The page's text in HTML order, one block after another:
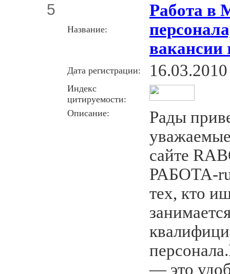
5
Название:
Работа в
вакансии
Дата регистрации: 16.03.2010
Индекс
цитируемости:
Описание:
Рады
сайте
РАБОТА-
тех, кто
— это